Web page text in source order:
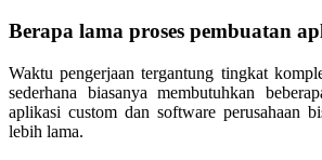
Berapa lama proses pembuatan
Waktu pengerjaan tergantung tingkat
sederhana biasanya membutuhkan
aplikasi custom dan software perusahaan
lebih lama.